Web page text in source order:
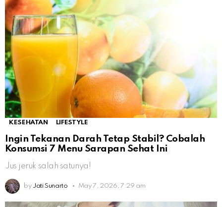
KESEHATAN LIFESTYLE
Ingin Tekanan Darah Tetap Stabil? Cobalah
Konsumsi 7 Menu Sarapan Sehat Ini
Jus jeruk salah satunya!
by Jati Sunarto May 7, 2026, 7:29 am